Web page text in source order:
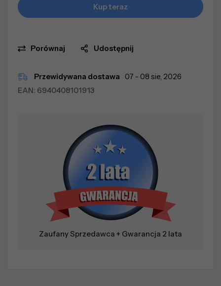
Kup teraz
Porównaj Udostępnij
Przewidywana dostawa
07 - 08 sie, 2026
EAN: 6940408101913
Zaufany Sprzedawca + Gwarancja 2 lata